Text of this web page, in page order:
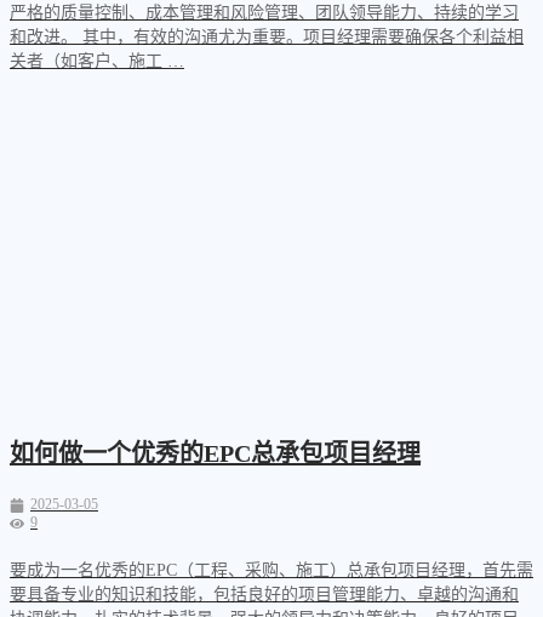
严格的质量控制、成本管理和风险管理、团队领导能力、持续的学习
和改进。 其中，有效的沟通尤为重要。项目经理需要确保各个利益相
关者（如客户、施工 …
如何做一个优秀的EPC总承包项目经理
2025-03-05
9
要成为一名优秀的EPC（工程、采购、施工）总承包项目经理，首先需
要具备专业的知识和技能，包括良好的项目管理能力、卓越的沟通和